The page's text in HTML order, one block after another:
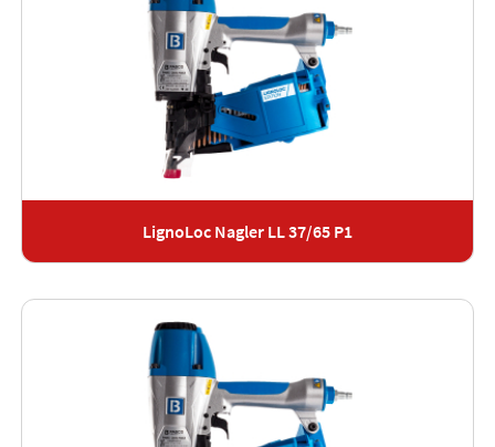
LignoLoc Nagler LL 37/65 P1